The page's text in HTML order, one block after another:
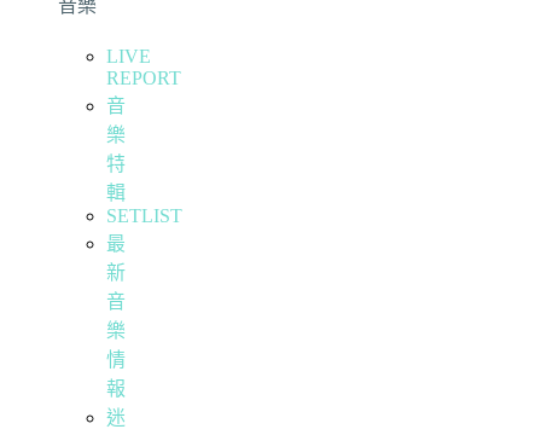
音樂
LIVE
REPORT
音
樂
特
輯
SETLIST
最
新
音
樂
情
報
迷